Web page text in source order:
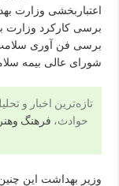
اعتباربخشی وزارت
برسی کارکرد وزارت
برسی فن آوری سلامت
شورای عالی بیمه
تازه‌ترین اخبار و
حوادث، فرهنگ وهنر
وزیر بهداشت این